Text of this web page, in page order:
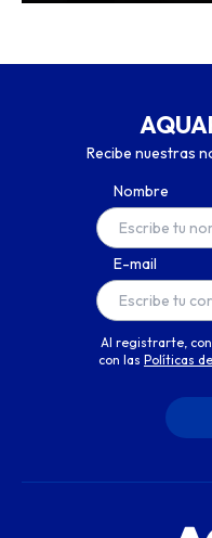
Recibe nuestras
Nombre
E-mail
Al registrarte,
con las Políticas